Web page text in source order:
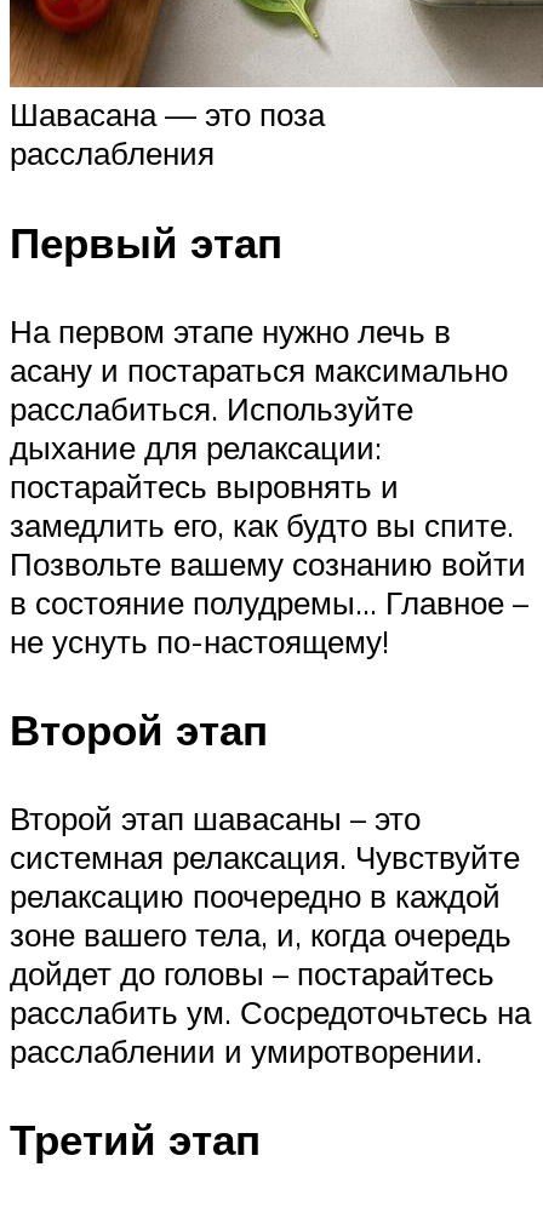
Шавасана — это поза
расслабления
Первый этап
На первом этапе нужно лечь в
асану и постараться максимально
расслабиться. Используйте
дыхание для релаксации:
постарайтесь выровнять и
замедлить его, как будто вы спите.
Позвольте вашему сознанию войти
в состояние полудремы… Главное –
не уснуть по-настоящему!
Второй этап
Второй этап шавасаны – это
системная релаксация. Чувствуйте
релаксацию поочередно в каждой
зоне вашего тела, и, когда очередь
дойдет до головы – постарайтесь
расслабить ум. Сосредоточьтесь на
расслаблении и умиротворении.
Третий этап